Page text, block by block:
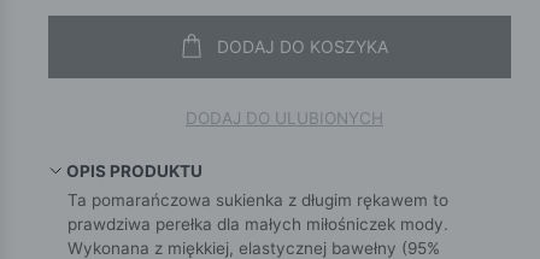
DODAJ DO KOSZYKA
DODAJ DO ULUBIONYCH
OPIS PRODUKTU
Ta pomarańczowa sukienka z długim rękawem to
prawdziwa perełka dla małych miłośniczek mody.
Wykonana z miękkiej, elastycznej bawełny (95%